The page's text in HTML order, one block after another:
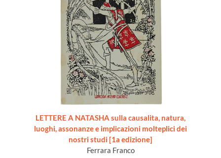
LETTERE A NATASHA sulla causalita, natura,
luoghi, assonanze e implicazioni molteplici dei
nostri studi [1a edizione]
Ferrara Franco